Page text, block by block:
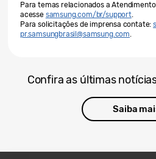
Para temas relacionados a
acesse samsung.com/br/support.
Para solicitações de imprensa contate:
pr.samsungbrasil@samsung.com.
Confira as últimas
Saiba